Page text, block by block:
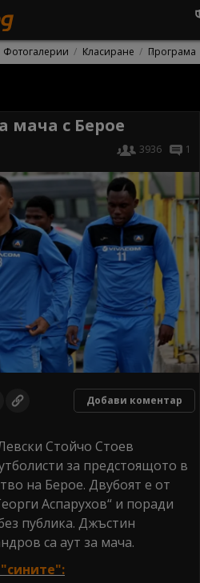
Фотогалерии Класиране Програма
мача с Берое
3936 1
Добави коментар
Стойчо Стоев
за предстоящото в
на Берое. Двубоят е от
Аспарухов“ и поради
публика. Джъстин
са аут за мача.